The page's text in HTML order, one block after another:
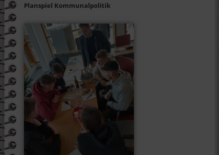
Planspiel Kommunalpolitik